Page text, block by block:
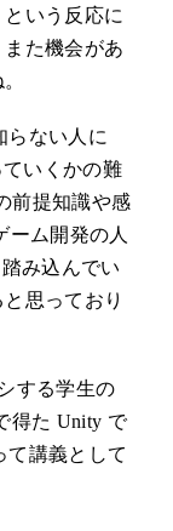
いう反応に
た機会があ
らない人に
いくかの難
前提知識や感
ーム開発の人
み込んでい
思っており
する学生の
得た Unity で
て講義として